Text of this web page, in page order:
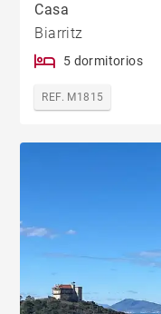
Casa
Biarritz
5 dormitorios
REF. M1815